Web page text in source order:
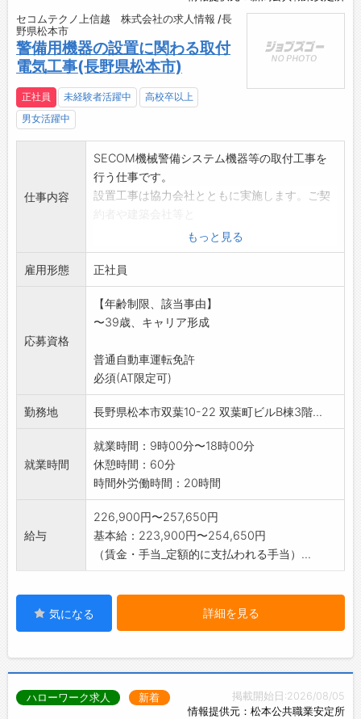
セコムテクノ上信越 株式会社の求人情報 /長
野県松本市
警備用機器の設置に関わる取付
電気工事(長野県松本市)
正社員 未経験者活躍中
高校卒以上
男女活躍中
仕事内容
SECOM機械警備システム機器等の取付工事を
行う仕事です。
設置工事は協力会社とともに実施します。ご契
調整を行いながら工事が計画通りに行われてい
るかなど管理もしま
す。
また大型ビルなど大規模施設については、建築
施工・設備施工を行
なっているゼネコン・サブコンと調整しながら
〈業務例〉
・警備システム機器の取付工事
・協力会社の安全管理
・施工前の現場調査、施工後のシステムチェ
ック
・売上管理等の事務処理
もっと見る
雇用形態 正社員
応募資格
【年齢制限、該当事由】
〜39歳、キャリア形成
普通自動車運転免許
必須(AT限定可)
勤務地 長野県松本市双葉10-22 双葉町ビルB棟3階...
就業時間
就業時間：9時00分〜18時00分
休憩時間：60分
時間外労働時間：20時間
給与
226,900円〜257,650円
基本給：223,900円〜254,650円
（賃金・手当_定額的に支払われる手当）...
気になる 詳細を見る
掲載開始日:2026/08/05
情報提供元：松本公共職業安定所
ハローワーク求人 新着